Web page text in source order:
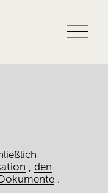
M
e
, den
.